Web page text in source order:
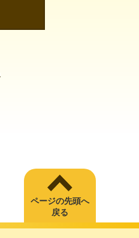
ページの先頭へ
戻る